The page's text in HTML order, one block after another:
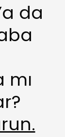
da
mı